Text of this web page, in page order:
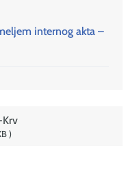
internog akta –